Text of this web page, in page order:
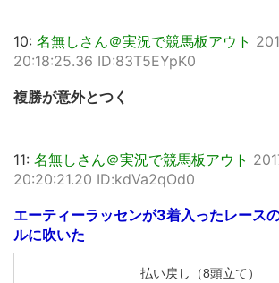
10: 名無しさん＠実況で競馬板アウト
20:18:25.36 ID:83T5EYpK0
複勝が意外とつく
11: 名無しさん＠実況で競馬板アウト
20:20:21.20 ID:kdVa2qOd0
エーティーラッセンが3着入ったレース
ルに吹いた
払い戻し（8頭立て）